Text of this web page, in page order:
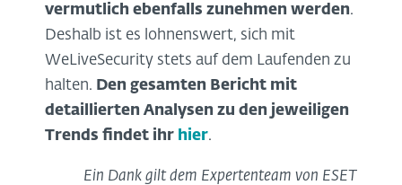
vermutlich ebenfalls zunehmen werden.
Deshalb ist es lohnenswert, sich mit
WeLiveSecurity stets auf dem Laufenden zu
halten. Den gesamten Bericht mit
detaillierten Analysen zu den jeweiligen
Trends findet ihr hier.
Ein Dank gilt dem Expertenteam von ESET